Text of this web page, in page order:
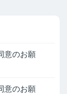
意のお願
意のお願